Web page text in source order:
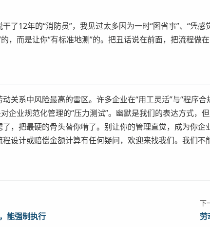
了12年的“消防员”，我见过太多因为一时“图省事”、“凭
，而是让你“有标准地测”的。把丑话说在前面，把流程做在
关系中风险最高的雷区。许多企业在“用工灵活”与“程序
企业规范化管理的“压力测试”。幽默是我们的表达方式，
，把最硬的骨头替你啃了。别让你的管理直觉，成为你
设计或赔偿金额计算有任何疑问，欢迎来找我们。我们
能强制执行
下
劳